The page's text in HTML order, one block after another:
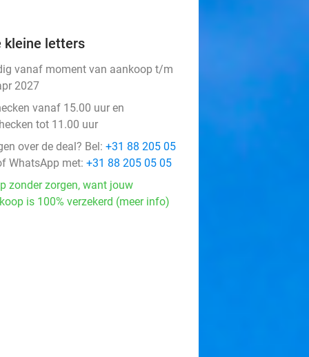
kleine letters
vanaf moment van aankoop t/m
2027
vanaf 15.00 uur en
tot 11.00 uur
over de deal? Bel: +31 88 205 05
WhatsApp met: +31 88 205 05 05
zonder zorgen, want jouw
is 100% verzekerd (meer info)